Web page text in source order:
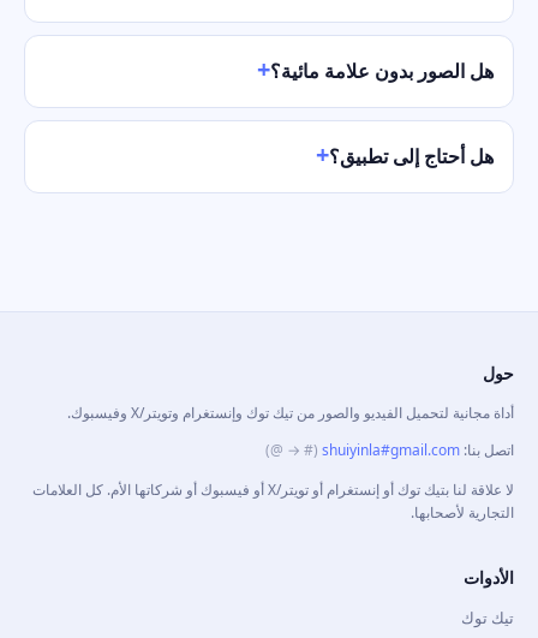
هل الصور بدون علامة مائية؟
هل أحتاج إلى تطبيق؟
حول
أداة مجانية لتحميل الفيديو والصور من تيك توك وإنستغرام وتويتر/X وفيسبوك.
اتصل بنا:
shuiyinla#gmail.com
(# → @)
لا علاقة لنا بتيك توك أو إنستغرام أو تويتر/X أو فيسبوك أو شركاتها الأم. كل العلامات
التجارية لأصحابها.
الأدوات
تيك توك